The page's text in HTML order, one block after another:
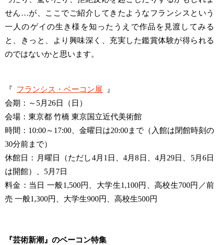
せん…が、ここでご紹介してきたようなフランシスという
一人のゲイの生き様を知ったうえで作品を見渡してみる
と、きっと、より興味深く、充実した鑑賞体験が得られる
のではないかと思います。
『 フランシス・ベーコン展
』
会期：～5月26日（日）
会場：東京都 竹橋 東京国立近代美術館
時間：10:00～17:00、金曜日は20:00まで（入館は閉館時刻の
30分前まで）
休館日：月曜日（ただし4月1日、4月8日、4月29日、5月6日
は開館）、5月7日
料金：当日 一般1,500円、大学生1,100円、高校生700円／前
売 一般1,300円、大学生900円、高校生500円
『芸術新潮』のベーコン特集